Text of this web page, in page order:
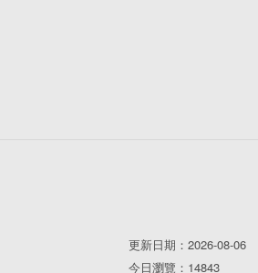
更新日期：2026-08-06
今日瀏覽：14843